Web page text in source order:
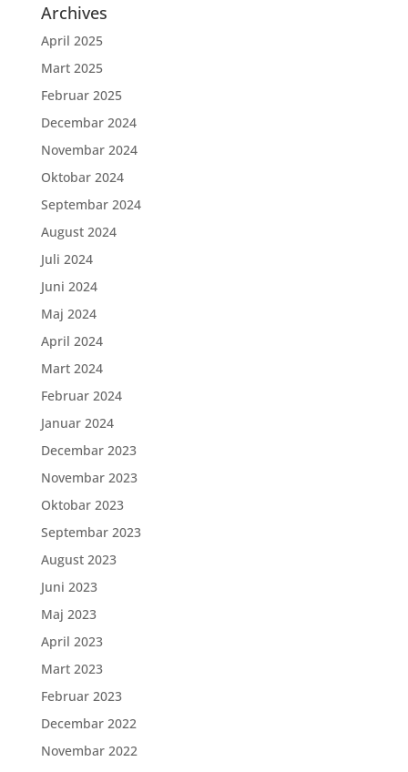
Archives
April 2025
Mart 2025
Februar 2025
Decembar 2024
Novembar 2024
Oktobar 2024
Septembar 2024
August 2024
Juli 2024
Juni 2024
Maj 2024
April 2024
Mart 2024
Februar 2024
Januar 2024
Decembar 2023
Novembar 2023
Oktobar 2023
Septembar 2023
August 2023
Juni 2023
Maj 2023
April 2023
Mart 2023
Februar 2023
Decembar 2022
Novembar 2022